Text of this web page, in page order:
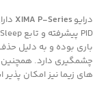
درایو XIMA P-Series
باری بوده و به دلیل
چشمگیری دارد. همچنین
های زیما نیز امکان